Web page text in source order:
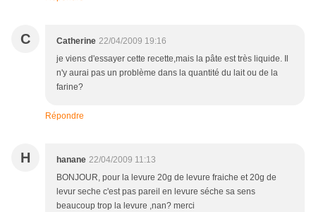
C Catherine 22/04/2009 19:16
je viens d'essayer cette recette,mais la pâte est très liquide. Il
n'y aurai pas un problème dans la quantité du lait ou de la
farine?
Répondre
H hanane 22/04/2009 11:13
BONJOUR, pour la levure 20g de levure fraiche et 20g de
levur seche c'est pas pareil en levure séche sa sens
beaucoup trop la levure ,nan? merci